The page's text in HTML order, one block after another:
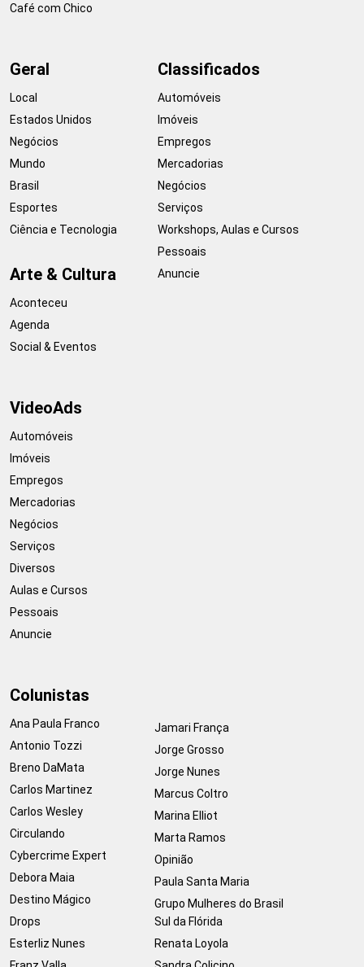
Café com Chico
Geral
Local
Estados Unidos
Negócios
Mundo
Brasil
Esportes
Ciência e Tecnologia
Arte & Cultura
Aconteceu
Agenda
Social & Eventos
Classificados
Automóveis
Imóveis
Empregos
Mercadorias
Negócios
Serviços
Workshops, Aulas e Cursos
Pessoais
Anuncie
VideoAds
Automóveis
Imóveis
Empregos
Mercadorias
Negócios
Serviços
Diversos
Aulas e Cursos
Pessoais
Anuncie
Colunistas
Ana Paula Franco
Antonio Tozzi
Breno DaMata
Carlos Martinez
Carlos Wesley
Circulando
Cybercrime Expert
Debora Maia
Destino Mágico
Drops
Esterliz Nunes
Jamari França
Jorge Grosso
Jorge Nunes
Marcus Coltro
Marina Elliot
Marta Ramos
Opinião
Paula Santa Maria
Grupo Mulheres do Brasil
Sul da Flórida
Renata Loyola